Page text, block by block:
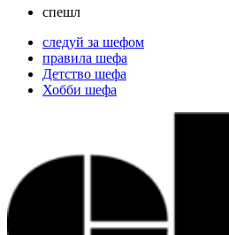
спешл
следуй за шефом
правила шефа
Детство шефа
Хобби шефа